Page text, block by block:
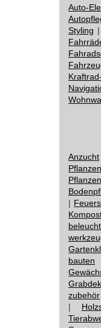
Auto-
Styling |
Anzucht
Pflanzen
|
bauten
zubehör
|